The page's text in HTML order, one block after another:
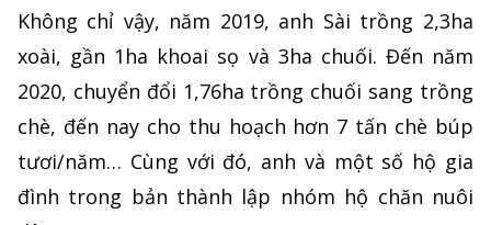
Không chỉ vậy, năm 2019, anh Sài trồng 2,3ha
xoài, gần 1ha khoai sọ và 3ha chuối. Đến năm
2020, chuyển đổi 1,76ha trồng chuối sang trồng
chè, đến nay cho thu hoạch hơn 7 tấn chè búp
tươi/năm… Cùng với đó, anh và một số hộ gia
đình trong bản thành lập nhóm hộ chăn nuôi